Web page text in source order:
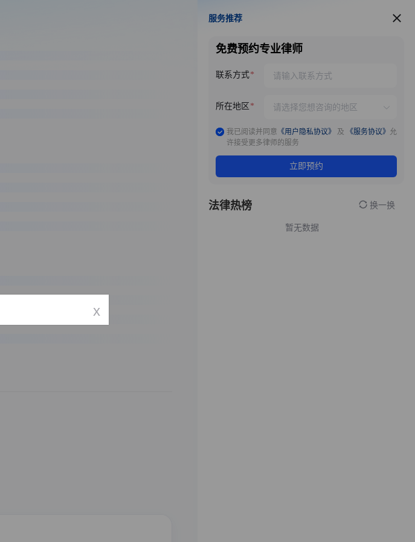
服务推荐
服务推荐
免费预约专业律师
联系方式
所在地区
我已阅读并同意 《用户隐私协议》 及 《服务协议》 允
许接受更多律师的服务
立即预约
法律热榜 换一换
暂无数据
x